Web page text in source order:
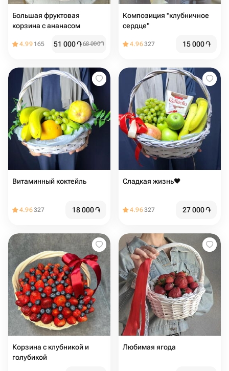
Большая фруктовая
корзина с ананасом
4.99 165 51 000֏68 000֏
Композиция "клубничное
сердце"
4.96327 15 000֏
Витаминный коктейль
4.96327 18 000֏
Сладкая жизнь🖤
4.96327 27 000֏
Корзина с клубникой и
голубикой
Любимая ягода